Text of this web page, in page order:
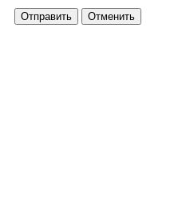
Отправить Отменить